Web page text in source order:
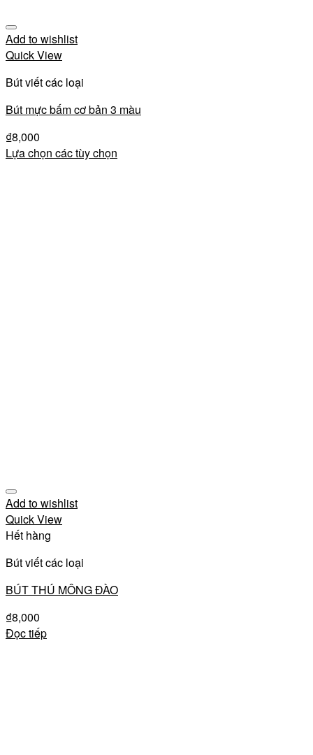
Add to wishlist
Quick View
Bút viết các loại
Bút mực bấm cơ bản 3 màu
₫8,000
Lựa chọn các tùy chọn
Add to wishlist
Quick View
Hết hàng
Bút viết các loại
BÚT THÚ MÔNG ĐÀO
₫8,000
Đọc tiếp